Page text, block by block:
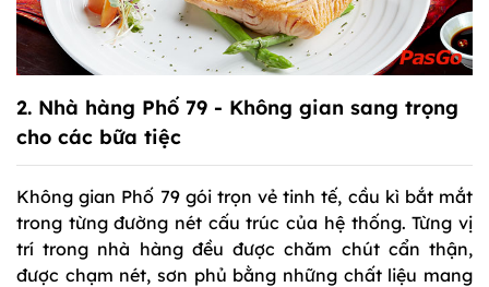
2. Nhà hàng Phố 79 - Không gian sang trọng
cho các bữa tiệc
Không gian Phố 79 gói trọn vẻ tinh tế, cầu kì bắt mắt
trong từng đường nét cấu trúc của hệ thống. Từng vị
trí trong nhà hàng đều được chăm chút cẩn thận,
được chạm nét, sơn phủ bằng những chất liệu mang